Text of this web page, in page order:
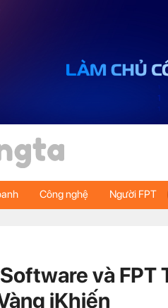
Công nghệ Người FPT
và FPT
iKhiến